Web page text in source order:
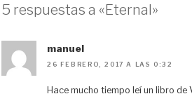
5 respuestas a «Eternal»
manuel
26 FEBRERO, 2017 A LAS 0:32
Hace mucho tiempo leí un libro